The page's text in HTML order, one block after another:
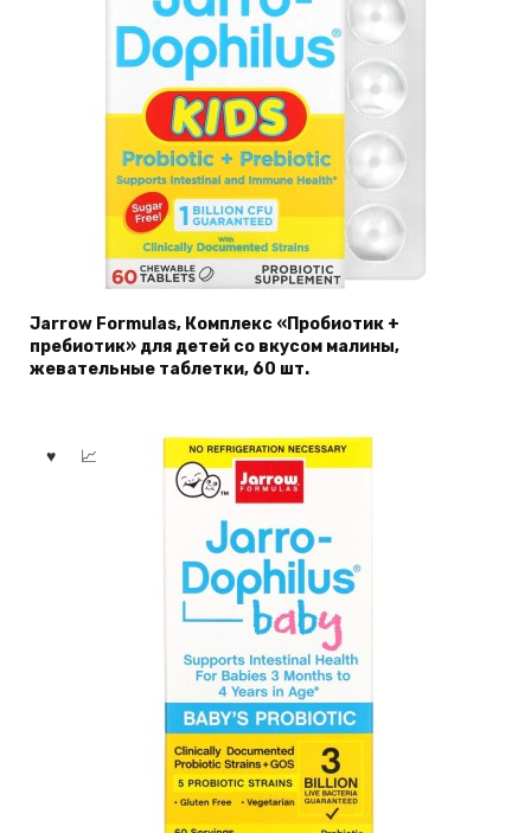
Jarrow Formulas, Комплекс «Пробиотик +
пребиотик» для детей со вкусом малины,
жевательные таблетки, 60 шт.